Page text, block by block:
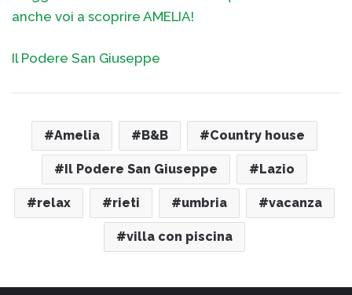
anche voi a scoprire AMELIA!
Il Podere San Giuseppe
Amelia B&B Country house
Il Podere San Giuseppe Lazio
relax rieti umbria vacanza
villa con piscina